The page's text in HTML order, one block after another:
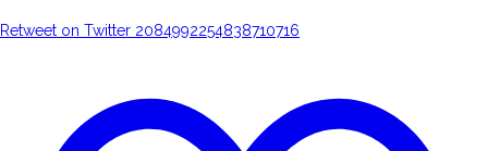
Retweet on Twitter 2084992254838710716